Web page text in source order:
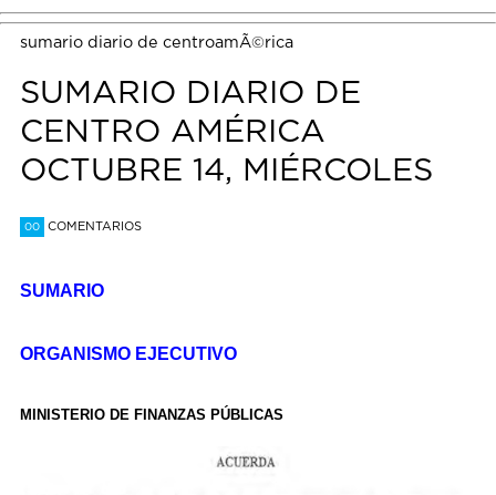
sumario diario de centroamÃ©rica
SUMARIO DIARIO DE
CENTRO AMÉRICA
OCTUBRE 14, MIÉRCOLES
00 COMENTARIOS
SUMARIO
ORGANISMO EJECUTIVO
MINISTERIO DE FINANZAS PÚBLICAS